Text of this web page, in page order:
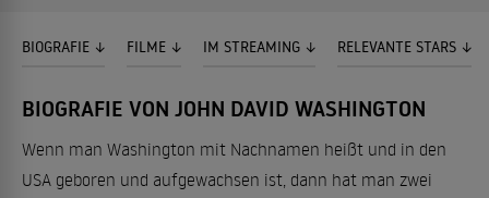
BIOGRAFIE FILME IM STREAMING RELEVANTE STARS
BIOGRAFIE VON JOHN DAVID WASHINGTON
Wenn man Washington mit Nachnamen heißt und in den
USA geboren und aufgewachsen ist, dann hat man zwei